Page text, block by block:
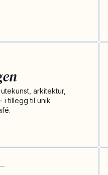
arkitektur,
i tillegg til unik